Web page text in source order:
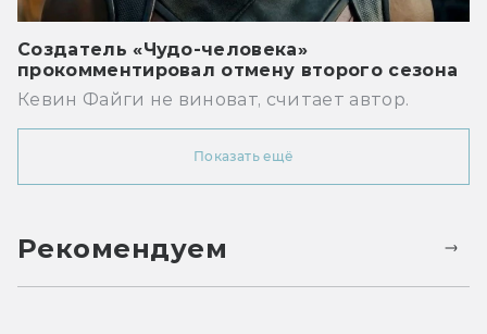
Создатель «Чудо-человека»
прокомментировал отмену второго сезона
Кевин Файги не виноват, считает автор.
Показать ещё
Рекомендуем